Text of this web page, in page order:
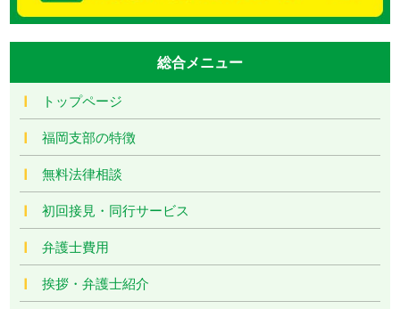
総合メニュー
トップページ
福岡支部の特徴
無料法律相談
初回接見・同行サービス
弁護士費用
挨拶・弁護士紹介